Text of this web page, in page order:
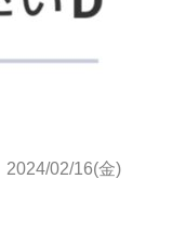
2024/02/16(金)